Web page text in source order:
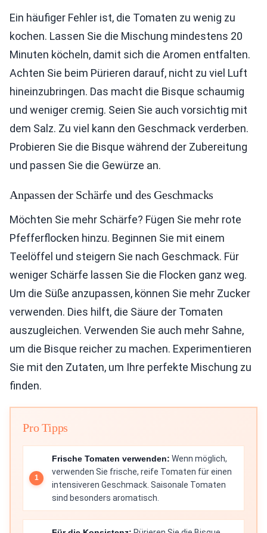
Ein häufiger Fehler ist, die Tomaten zu wenig zu
kochen. Lassen Sie die Mischung mindestens 20
Minuten köcheln, damit sich die Aromen entfalten.
Achten Sie beim Pürieren darauf, nicht zu viel Luft
hineinzubringen. Das macht die Bisque schaumig
und weniger cremig. Seien Sie auch vorsichtig mit
dem Salz. Zu viel kann den Geschmack verderben.
Probieren Sie die Bisque während der Zubereitung
und passen Sie die Gewürze an.
Anpassen der Schärfe und des Geschmacks
Möchten Sie mehr Schärfe? Fügen Sie mehr rote
Pfefferflocken hinzu. Beginnen Sie mit einem
Teelöffel und steigern Sie nach Geschmack. Für
weniger Schärfe lassen Sie die Flocken ganz weg.
Um die Süße anzupassen, können Sie mehr Zucker
verwenden. Dies hilft, die Säure der Tomaten
auszugleichen. Verwenden Sie auch mehr Sahne,
um die Bisque reicher zu machen. Experimentieren
Sie mit den Zutaten, um Ihre perfekte Mischung zu
finden.
Pro Tipps
Frische Tomaten verwenden: Wenn möglich,
verwenden Sie frische, reife Tomaten für einen
intensiveren Geschmack. Saisonale Tomaten
sind besonders aromatisch.